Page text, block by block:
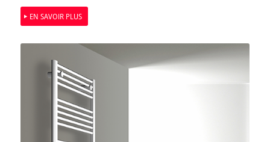
EN SAVOIR PLUS